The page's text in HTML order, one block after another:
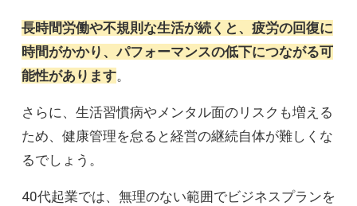
長時間労働や不規則な生活が続くと、疲労の回復に
時間がかかり、パフォーマンスの低下につながる可
能性があります。
さらに、生活習慣病やメンタル面のリスクも増える
ため、健康管理を怠ると経営の継続自体が難しくな
るでしょう。
40代起業では、無理のない範囲でビジネスプランを